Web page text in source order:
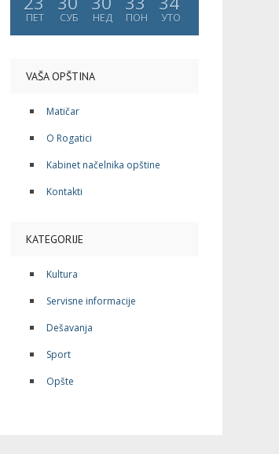
ПЕТ СУБ НЕД ПОН УТО
VAŠA OPŠTINA
Matičar
O Rogatici
Kabinet načelnika opštine
Kontakti
KATEGORIJE
Kultura
Servisne informacije
Dešavanja
Sport
Opšte